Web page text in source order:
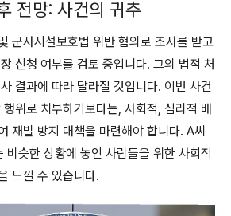
전망: 사건의 귀추
군사시설보호법 위반 혐의로 조사를 받고
신청 여부를 검토 중입니다. 그의 법적 처
결과에 따라 달라질 것입니다. 이번 사건
위로 치부하기보다는, 사회적, 심리적 배
재발 방지 대책을 마련해야 합니다. A씨
비슷한 상황에 놓인 사람들을 위한 사회적
느낄 수 있습니다.